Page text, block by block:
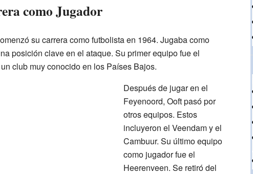
como Jugador
su carrera como futbolista en 1964. Jugaba como
posición clave en el ataque. Su primer equipo fue el
un club muy conocido en los Países Bajos.
Después de jugar en el
Feyenoord, Ooft pasó por
otros equipos. Estos
incluyeron el Veendam y el
Cambuur. Su último equipo
como jugador fue el
Heerenveen. Se retiró del